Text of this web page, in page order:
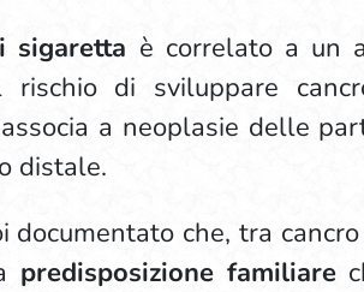
sigaretta è correlato a un
rischio di sviluppare
a neoplasie delle
distale.
documentato che, tra
predisposizione familiare